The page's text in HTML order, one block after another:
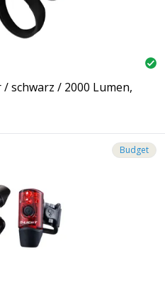
/ schwarz / 2000 Lumen,
Budget